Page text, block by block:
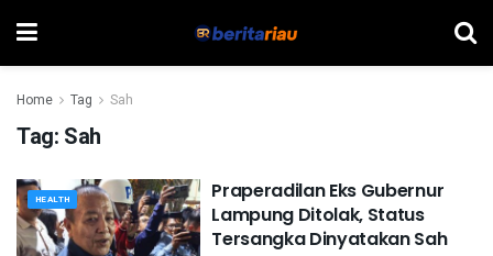
Home Tag Sah
Tag: Sah
HEALTH
Praperadilan Eks Gubernur
Lampung Ditolak, Status
Tersangka Dinyatakan Sah